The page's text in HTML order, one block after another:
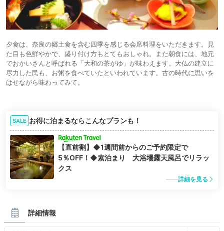
夕食は、奈良の郷土食を含む四季を感じる会席料理をいただきます。見
た目も色鮮やかで、盛り付け方もとてもおしゃれ。また朝食には、地元
でおかいさんと呼ばれる「大和の茶がゆ」が味わえます。大仏の建立に
尽力した民も、お粥を食べていたといわれています。古の時代に思いを
はせながら味わってみて。
SALE お得に泊まるならこんなプランも！
【直前割】◆1週間前からのご予約限定で
5％OFF！◆素泊まり 大浴場露天風呂でリラッ
クス
詳細を見る
詳細情報